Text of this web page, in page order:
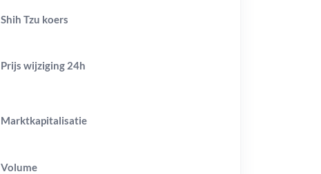
Shih Tzu koers
Prijs wijziging 24h
Marktkapitalisatie
Volume